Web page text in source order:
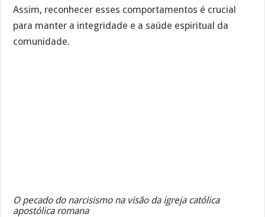
Assim, reconhecer esses comportamentos é crucial
para manter a integridade e a saúde espiritual da
comunidade.
O pecado do narcisismo na visão da igreja católica
apostólica romana